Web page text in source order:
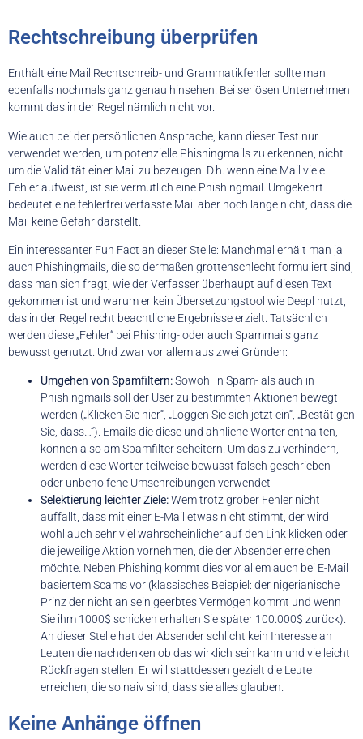
Rechtschreibung überprüfen
Enthält eine Mail Rechtschreib- und Grammatikfehler sollte man
ebenfalls nochmals ganz genau hinsehen. Bei seriösen Unternehmen
kommt das in der Regel nämlich nicht vor.
Wie auch bei der persönlichen Ansprache, kann dieser Test nur
verwendet werden, um potenzielle Phishingmails zu erkennen, nicht
um die Validität einer Mail zu bezeugen. D.h. wenn eine Mail viele
Fehler aufweist, ist sie vermutlich eine Phishingmail. Umgekehrt
bedeutet eine fehlerfrei verfasste Mail aber noch lange nicht, dass die
Mail keine Gefahr darstellt.
Ein interessanter Fun Fact an dieser Stelle: Manchmal erhält man ja
auch Phishingmails, die so dermaßen grottenschlecht formuliert sind,
dass man sich fragt, wie der Verfasser überhaupt auf diesen Text
gekommen ist und warum er kein Übersetzungstool wie Deepl nutzt,
das in der Regel recht beachtliche Ergebnisse erzielt. Tatsächlich
werden diese „Fehler“ bei Phishing- oder auch Spammails ganz
bewusst genutzt. Und zwar vor allem aus zwei Gründen:
Umgehen von Spamfiltern:Sowohl in Spam- als auch in
Phishingmails soll der User zu bestimmten Aktionen bewegt
werden („Klicken Sie hier“, „Loggen Sie sich jetzt ein“, „Bestätigen
Sie, dass…“). Emails die diese und ähnliche Wörter enthalten,
können also am Spamfilter scheitern. Um das zu verhindern,
werden diese Wörter teilweise bewusst falsch geschrieben
oder unbeholfene Umschreibungen verwendet
Selektierung leichter Ziele:Wem trotz grober Fehler nicht
auffällt, dass mit einer E-Mail etwas nicht stimmt, der wird
wohl auch sehr viel wahrscheinlicher auf den Link klicken oder
die jeweilige Aktion vornehmen, die der Absender erreichen
möchte. Neben Phishing kommt dies vor allem auch bei E-Mail
basiertem Scams vor (klassisches Beispiel: der nigerianische
Prinz der nicht an sein geerbtes Vermögen kommt und wenn
Sie ihm 1000$ schicken erhalten Sie später 100.000$ zurück).
An dieser Stelle hat der Absender schlicht kein Interesse an
Leuten die nachdenken ob das wirklich sein kann und vielleicht
Rückfragen stellen. Er will stattdessen gezielt die Leute
erreichen, die so naiv sind, dass sie alles glauben.
Keine Anhänge öffnen